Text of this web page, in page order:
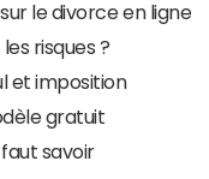
le divorce en ligne
risques ?
et imposition
gratuit
savoir